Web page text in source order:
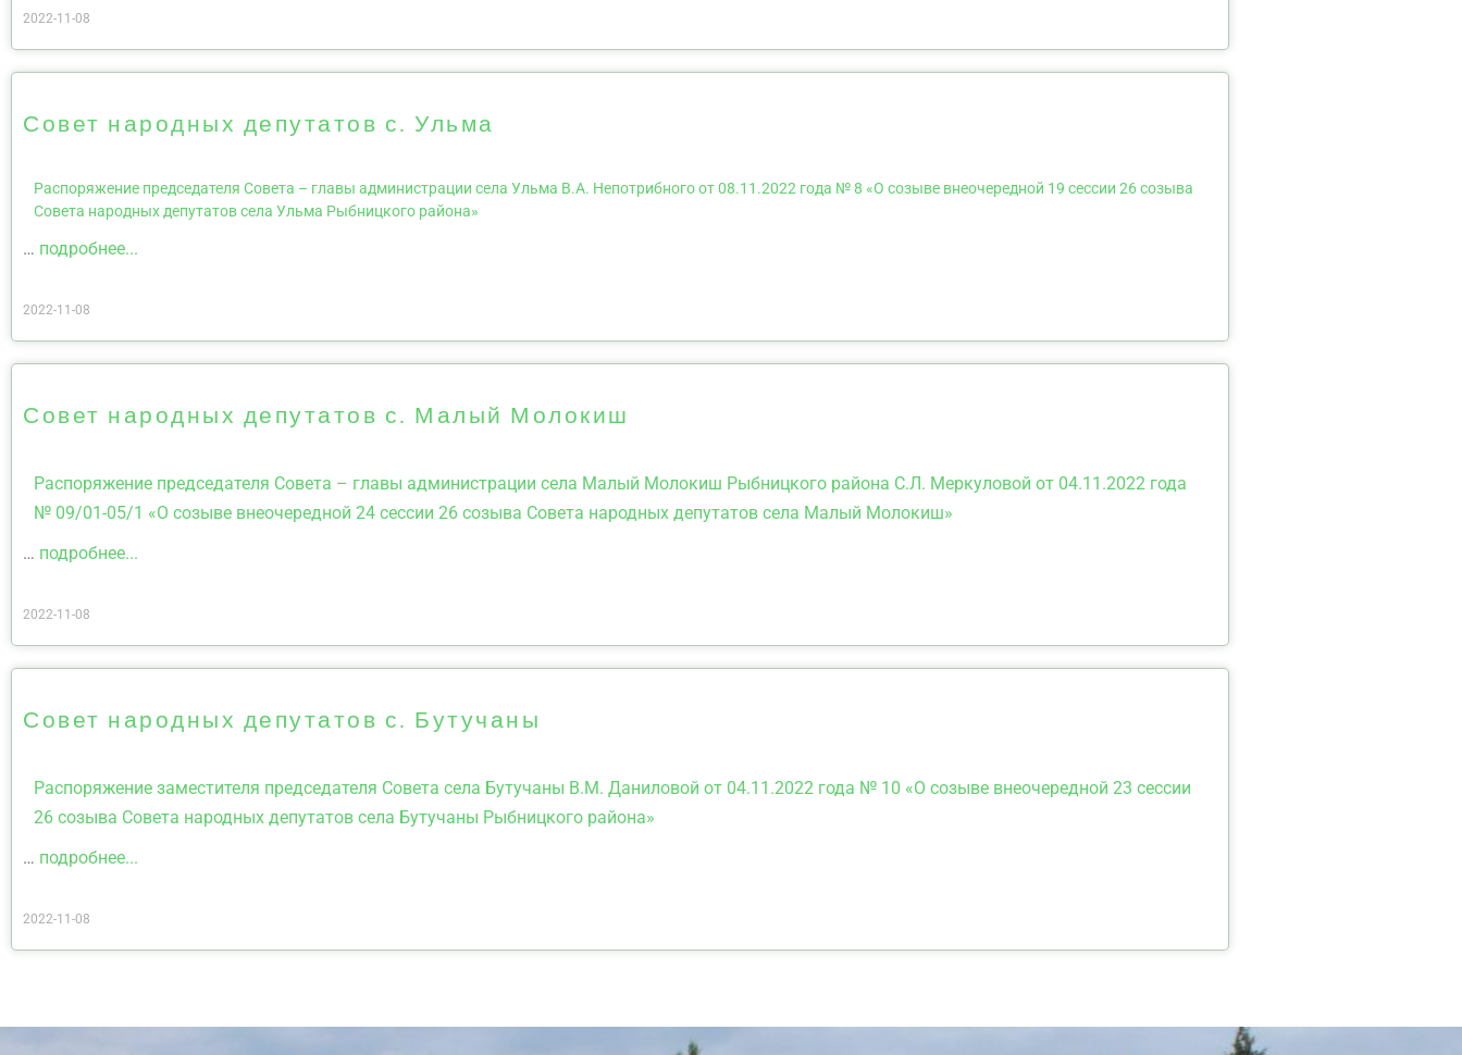
2022-11-08
Совет народных депутатов с. Ульма
Распоряжение председателя Совета – главы администрации села Ульма В.А. Непотрибного от 08.11.2022 года № 8 «О созыве внеочередной 19 сессии 26 созыва
Совета народных депутатов села Ульма Рыбницкого района»
… подробнее...
2022-11-08
Совет народных депутатов с. Малый Молокиш
Распоряжение председателя Совета – главы администрации села Малый Молокиш Рыбницкого района С.Л. Меркуловой от 04.11.2022 года
№ 09/01-05/1 «О созыве внеочередной 24 сессии 26 созыва Совета народных депутатов села Малый Молокиш»
… подробнее...
2022-11-08
Совет народных депутатов с. Бутучаны
Распоряжение заместителя председателя Совета села Бутучаны В.М. Даниловой от 04.11.2022 года № 10 «О созыве внеочередной 23 сессии
26 созыва Совета народных депутатов села Бутучаны Рыбницкого района»
… подробнее...
2022-11-08